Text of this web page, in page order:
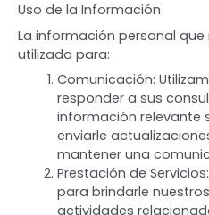
Uso de la Información
La información personal
utilizada para:
Comunicación:
responder a sus
información relevante
enviarle
mantener una
Prestación de
para brindarle
actividades